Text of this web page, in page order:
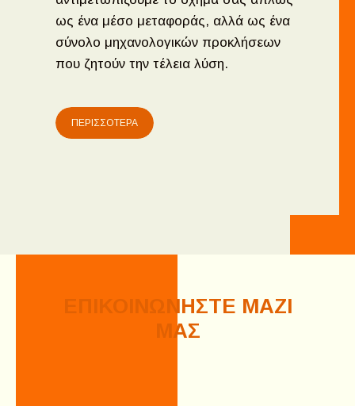
ως ένα μέσο μεταφοράς, αλλά ως ένα
σύνολο μηχανολογικών προκλήσεων
που ζητούν την τέλεια λύση.
ΠΕΡΙΣΣΟΤΕΡΑ
ΕΠΙΚΟΙΝΩΝΗΣΤΕ ΜΑΖΙ
ΜΑΣ